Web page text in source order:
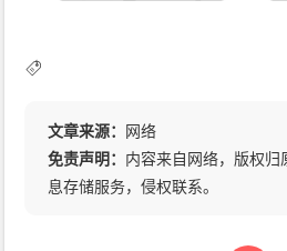
文章来源： 网络
免责声明： 内容来自网络，版权
息存储服务，侵权联系。